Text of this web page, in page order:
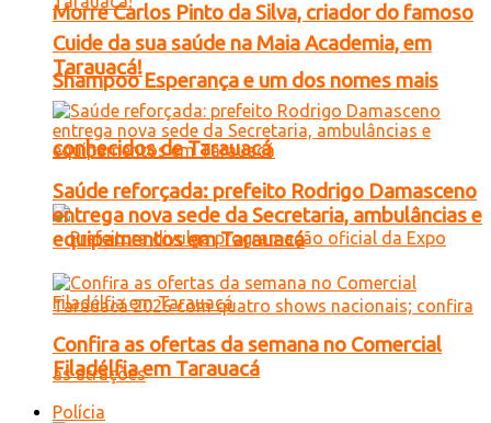
Morre Carlos Pinto da Silva, criador do famoso
Shampoo Esperança e um dos nomes mais
conhecidos de Tarauacá
Cuide da sua saúde na Maia Academia, em
Tarauacá!
Saúde reforçada: prefeito Rodrigo Damasceno
entrega nova sede da Secretaria, ambulâncias e
equipamentos em Tarauacá
Confira as ofertas da semana no Comercial
Filadélfia em Tarauacá
Polícia